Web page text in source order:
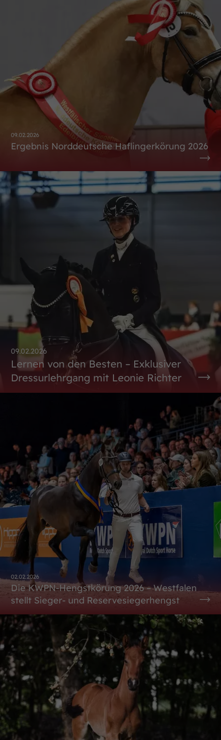
09.02.2026
Ergebnis Norddeutsche Haflingerkörung 2026
09.02.2026
Lernen von den Besten – Exklusiver
Dressurlehrgang mit Leonie Richter
02.02.2026
Die KWPN-Hengstkörung 2026 – Westfalen
stellt Sieger- und Reservesiegerhengst